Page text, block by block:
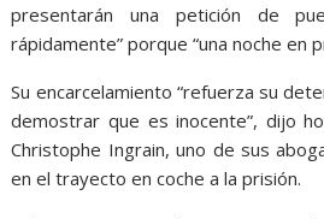
presentarán una petición de
rápidamente” porque “una noche en
Su encarcelamiento “refuerza su
demostrar que es inocente”, dijo
Christophe Ingrain, uno de sus
en el trayecto en coche a la prisión.